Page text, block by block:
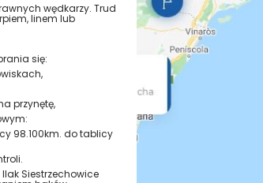
wędkarzy. Trud
linem lub
się:
przynętę,
98.100km. do tablicy
Ilak Siestrzechowice